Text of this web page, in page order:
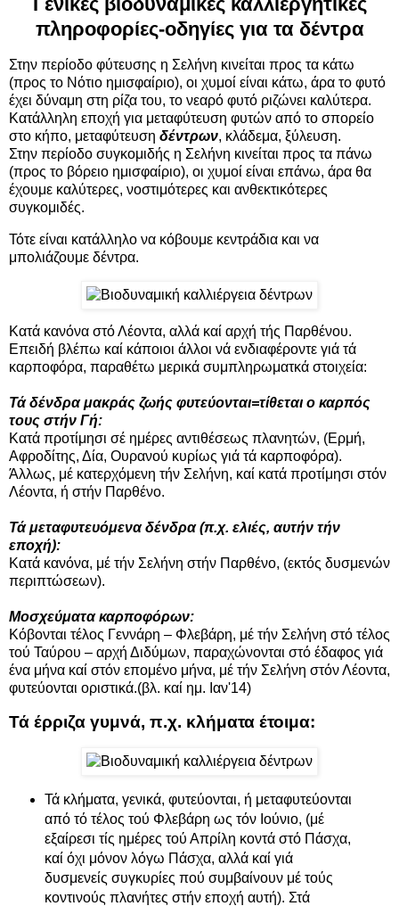
πληροφορίες-οδηγίες για τα δέντρα
Στην περίοδο φύτευσης η Σελήνη κινείται προς τα κάτω
(προς το Νότιο ημισφαίριο), οι χυμοί είναι κάτω, άρα το φυτό
έχει δύναμη στη ρίζα του, το νεαρό φυτό ριζώνει καλύτερα.
Κατάλληλη εποχή για μεταφύτευση φυτών από το σπορείο
στο κήπο, μεταφύτευση δέντρων, κλάδεμα, ξύλευση.
Στην περίοδο συγκομιδής η Σελήνη κινείται προς τα πάνω
(προς το βόρειο ημισφαίριο), οι χυμοί είναι επάνω, άρα θα
έχουμε καλύτερες, νοστιμότερες και ανθεκτικότερες
συγκομιδές.
Τότε είναι κατάλληλο να κόβουμε κεντράδια και να
μπολιάζουμε δέντρα.
Κατά κανόνα στό Λέοντα, αλλά καί αρχή τής Παρθένου.
Επειδή βλέπω καί κάποιοι άλλοι νά ενδιαφέροντε γιά τά
καρποφόρα, παραθέτω μερικά συμπληρωματκά στοιχεία:
Τά δένδρα μακράς ζωής φυτεύονται=τίθεται ο καρπός
τους στήν Γή:
Κατά προτίμησι σέ ημέρες αντιθέσεως πλανητών, (Ερμή,
Αφροδίτης, Δία, Ουρανού κυρίως γιά τά καρποφόρα).
Άλλως, μέ κατερχόμενη τήν Σελήνη, καί κατά προτίμησι στόν
Λέοντα, ή στήν Παρθένο.
Τά μεταφυτευόμενα δένδρα (π.χ. ελιές, αυτήν τήν
εποχή):
Κατά κανόνα, μέ τήν Σελήνη στήν Παρθένο, (εκτός δυσμενών
περιπτώσεων).
Μοσχεύματα καρποφόρων:
Κόβονται τέλος Γεννάρη – Φλεβάρη, μέ τήν Σελήνη στό τέλος
τού Ταύρου – αρχή Διδύμων, παραχώνονται στό έδαφος γιά
ένα μήνα καί στόν επομένο μήνα, μέ τήν Σελήνη στόν Λέοντα,
φυτεύονται οριστικά.(βλ. καί ημ. Ιαν'14)
Τά έρριζα γυμνά, π.χ. κλήματα έτοιμα:
Τά κλήματα, γενικά, φυτεύονται, ή μεταφυτεύονται
από τό τέλος τού Φλεβάρη ως τόν Ιούνιο, (μέ
εξαίρεσι τίς ημέρες τού Απρίλη κοντά στό Πάσχα,
καί όχι μόνον λόγω Πάσχα, αλλά καί γιά
δυσμενείς συγκυρίες πού συμβαίνουν μέ τούς
κοντινούς πλανήτες στήν εποχή αυτή). Στά